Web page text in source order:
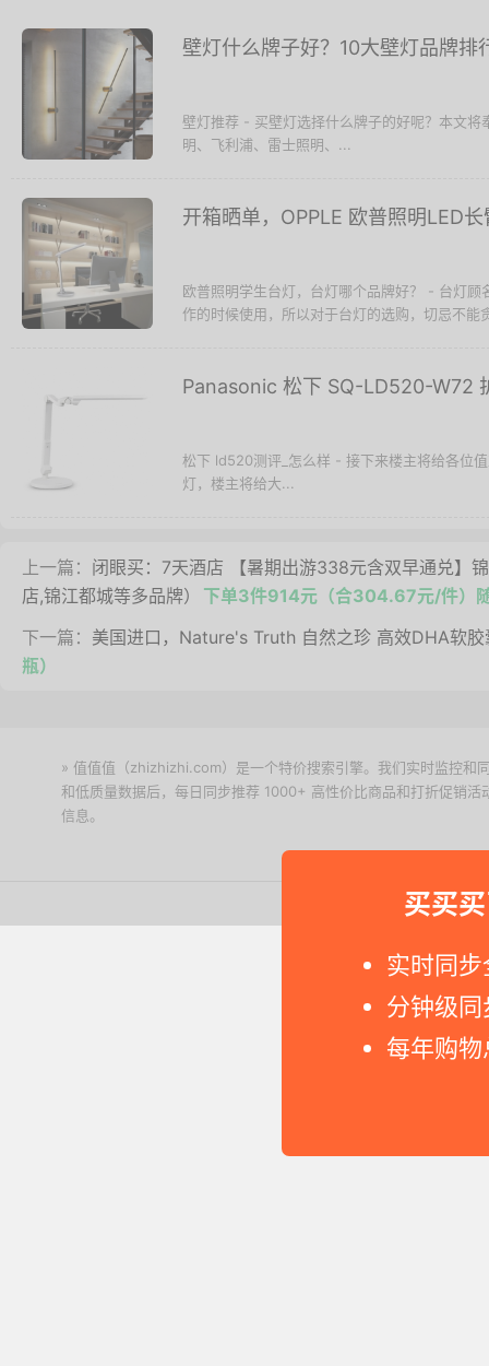
买买
实时同
分钟级
每年购
壁灯什么牌子好？10大壁灯品牌排
壁灯推荐 - 买壁灯选择什么牌子的好呢？本文
明、飞利浦、雷士照明、...
开箱晒单，OPPLE 欧普照明LED
欧普照明学生台灯，台灯哪个品牌好？ - 台灯
作的时候使用，所以对于台灯的选购，切忌不能
Panasonic 松下 SQ-LD520-W72
松下 ld520测评_怎么样 - 接下来楼主将给各位
灯，楼主将给大...
上一篇： 闭眼买：7天酒店 【暑期出游338元含双早通兑】
店,锦江都城等多品牌）
下单3件914元（合304.67元/件）
下一篇： 美国进口，Nature's Truth 自然之珍 高效DHA软
瓶）
» 值值值（zhizhizhi.com）是一个特价搜索引擎。我们实时监控和
和低质量数据后，每日同步推荐 1000+ 高性价比商品和打折促销
信息。
Copyright © 2011-2026 网购